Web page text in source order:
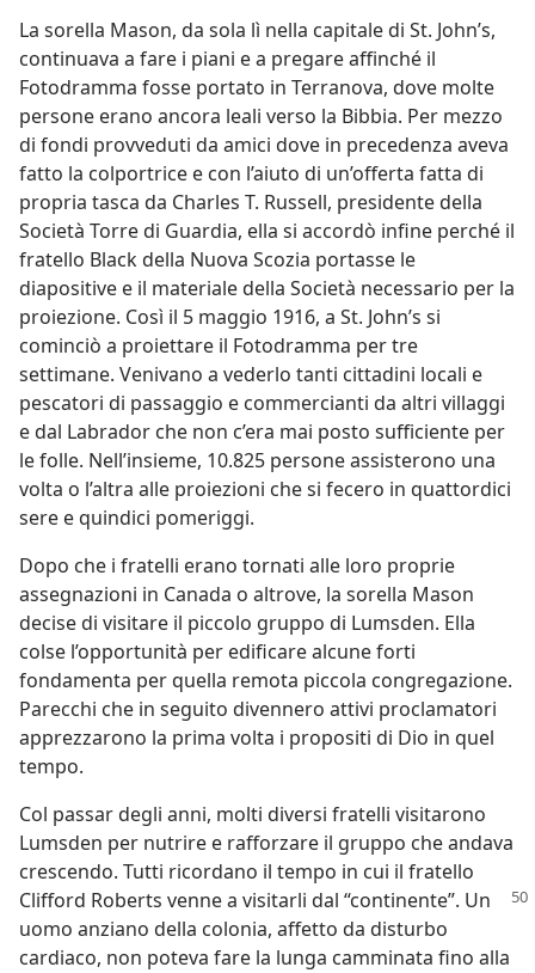
La sorella Mason, da sola lì nella capitale di St. John’s,
continuava a fare i piani e a pregare affinché il
Fotodramma fosse portato in Terranova, dove molte
persone erano ancora leali verso la Bibbia. Per mezzo
di fondi provveduti da amici dove in precedenza aveva
fatto la colportrice e con l’aiuto di un’offerta fatta di
propria tasca da Charles T. Russell, presidente della
Società Torre di Guardia, ella si accordò infine perché il
fratello Black della Nuova Scozia portasse le
diapositive e il materiale della Società necessario per la
proiezione. Così il 5 maggio 1916, a St. John’s si
cominciò a proiettare il Fotodramma per tre
settimane. Venivano a vederlo tanti cittadini locali e
pescatori di passaggio e commercianti da altri villaggi
e dal Labrador che non c’era mai posto sufficiente per
le folle. Nell’insieme, 10.825 persone assisterono una
volta o l’altra alle proiezioni che si fecero in quattordici
sere e quindici pomeriggi.
Dopo che i fratelli erano tornati alle loro proprie
assegnazioni in Canada o altrove, la sorella Mason
decise di visitare il piccolo gruppo di Lumsden. Ella
colse l’opportunità per edificare alcune forti
fondamenta per quella remota piccola congregazione.
Parecchi che in seguito divennero attivi proclamatori
apprezzarono la prima volta i propositi di Dio in quel
tempo.
Col passar degli anni, molti diversi fratelli visitarono
Lumsden per nutrire e rafforzare il gruppo che andava
crescendo. Tutti ricordano il tempo in cui il fratello
Clifford Roberts venne a visitarli dal “continente”. Un
uomo anziano della colonia, affetto da disturbo
cardiaco, non poteva fare la lunga camminata fino alla